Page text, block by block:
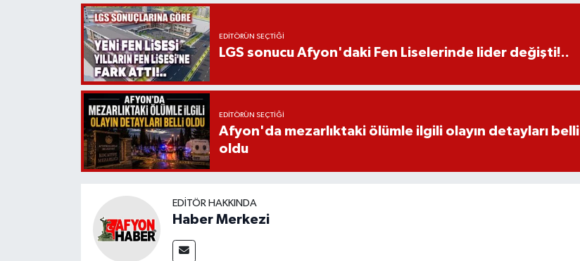
EDITÖRÜN SEÇTIĞI
LGS sonucu Afyon'daki Fen Liselerinde lider değişti!..
EDITÖRÜN SEÇTIĞI
Afyon'da mezarlıktaki ölümle ilgili olayın detayları belli
oldu
EDITÖR HAKKINDA
Haber Merkezi